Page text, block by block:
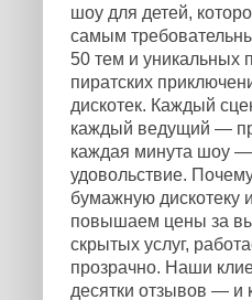
шоу для детей,
самым
50 тем и уникальных
пиратских
дискотек. Каждый
каждый ведущий —
каждая минута шоу
удовольствие.
бумажную дискотеку
повышаем цены за
скрытых услуг,
прозрачно. Наши
десятки отзывов — и